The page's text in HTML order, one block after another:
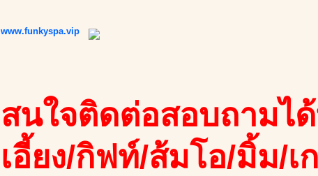
www.funkyspa.vip
สนใจติดต่อสอบถามไ
เอี้ยง/กิฟท์/ส้มโอ/มิ้ม/เ